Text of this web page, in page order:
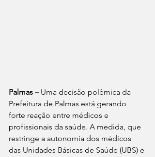
Palmas – Uma decisão polêmica da
Prefeitura de Palmas está gerando
forte reação entre médicos e
profissionais da saúde. A medida, que
restringe a autonomia dos médicos
das Unidades Básicas de Saúde (UBS) e